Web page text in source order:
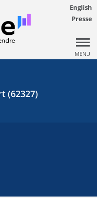
English
Presse
MENU
(62327)